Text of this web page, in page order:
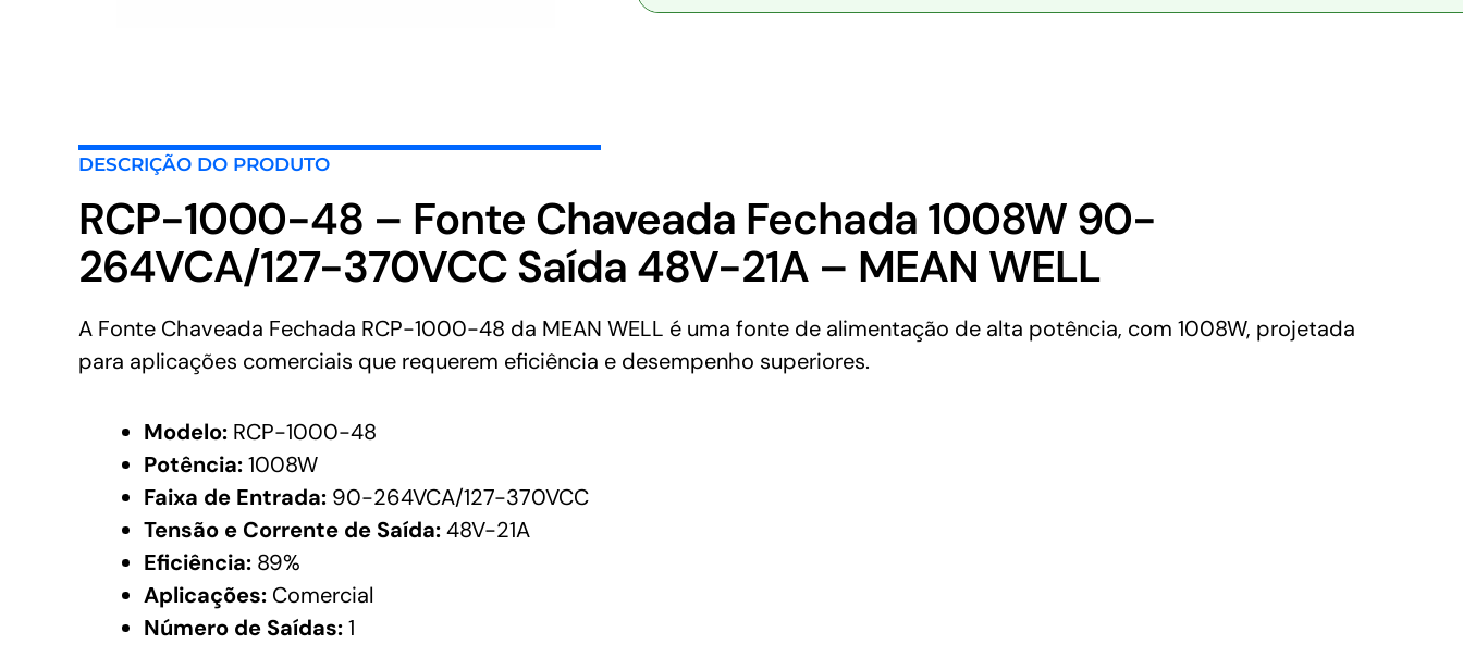
1008W
MEAN
WELL
quantidade
DESCRIÇÃO DO PRODUTO
RCP-1000-48 – Fonte Chaveada Fechada 1008W 90-
264VCA/127-370VCC Saída 48V-21A – MEAN WELL
A Fonte Chaveada Fechada RCP-1000-48 da MEAN WELL é uma fonte de alimentação de alta potência, com 1008W, projetada
para aplicações comerciais que requerem eficiência e desempenho superiores.
Modelo: RCP-1000-48
Potência:1008W
Faixa de Entrada: 90-264VCA/127-370VCC
Tensão e Corrente de Saída:48V-21A
Eficiência: 89%
Aplicações: Comercial
Número de Saídas:1